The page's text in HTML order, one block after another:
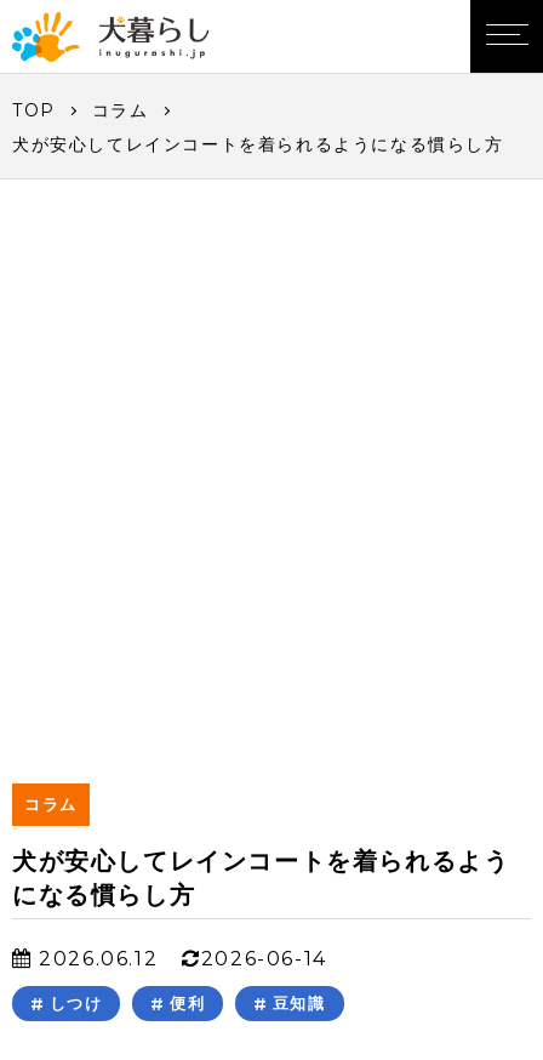
TOP
コラム
犬が安心してレインコートを着られるようになる慣らし方
コラム
犬が安心してレインコートを着られるよう
になる慣らし方
2026.06.12 2026-06-14
しつけ 便利 豆知識